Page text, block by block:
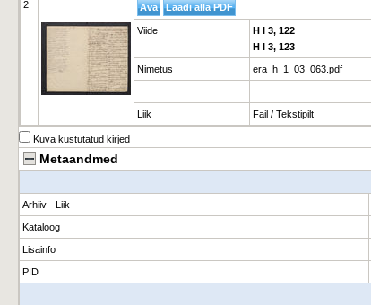
2
Viide
H I 3, 122
H I 3, 123
Nimetus era_h_1_03_063.pdf
Liik Fail / Tekstipilt
Kuva kustutatud kirjed
Metaandmed
Arhiiv - Liik
Kataloog
Lisainfo
PID